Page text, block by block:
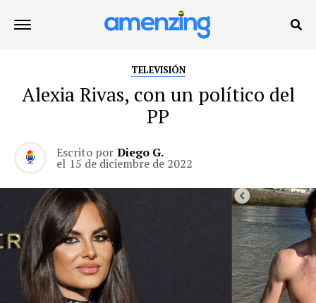
TELEVISIÓN
Alexia Rivas, con un político del
PP
Escrito por Diego G.
el 15 de diciembre de 2022